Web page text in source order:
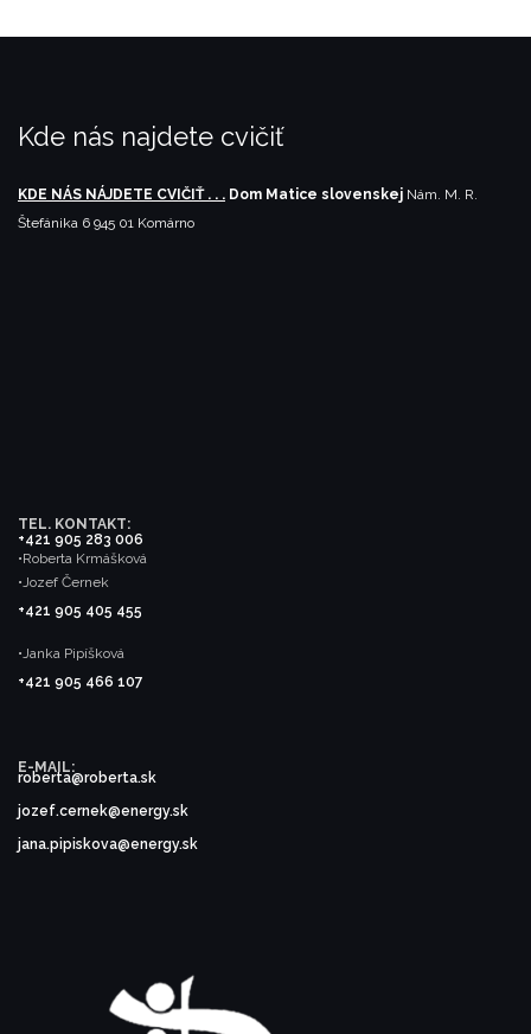
Kde nás najdete cvičiť
KDE NÁS NÁJDETE CVIČIŤ . . . Dom Matice slovenskej Nám. M. R.
Štefánika 6 945 01 Komárno
TEL. KONTAKT:
•Roberta Krmášková
+421 905 283 006
•Jozef Černek
+421 905 405 455
•Janka Pipíšková
+421 905 466 107
E-MAIL:
roberta@roberta.sk
jozef.cernek@energy.sk
jana.pipiskova@energy.sk